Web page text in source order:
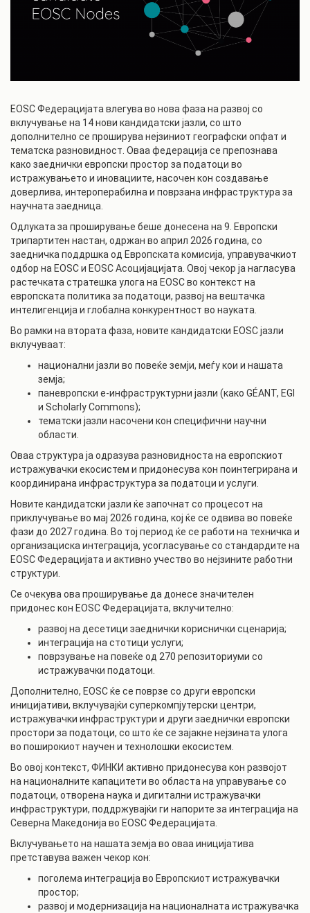
EOSC Федерацијата влегува во нова фаза на развој со
вклучување на 14 нови кандидатски јазли, со што
дополнително се проширува нејзиниот географски опфат и
тематска разновидност. Оваа федерација се препознава
како заеднички европски простор за податоци во
истражувањето и иновациите, насочен кон создавање
доверлива, интероперабилна и поврзана инфраструктура за
научната заедница.
Одлуката за проширување беше донесена на 9. Европски
трипартитен настан, одржан во април 2026 година, со
заедничка поддршка од Европската комисија, управувачкиот
одбор на EOSC и EOSC Асоцијацијата. Овој чекор ја нагласува
растечката стратешка улога на EOSC во контекст на
европската политика за податоци, развој на вештачка
интелигенција и глобална конкурентност во науката.
Во рамки на втората фаза, новите кандидатски EOSC јазли
вклучуваат:
национални јазли во повеќе земји, меѓу кои и нашата
земја;
паневропски е-инфраструктурни јазли (како GÉANT, EGI
и Scholarly Commons);
тематски јазли насочени кон специфични научни
области.
Оваа структура ја одразува разновидноста на европскиот
истражувачки екосистем и придонесува кон поинтегрирана и
координирана инфраструктура за податоци и услуги.
Новите кандидатски јазли ќе започнат со процесот на
приклучување во мај 2026 година, кој ќе се одвива во повеќе
фази до 2027 година. Во тој период ќе се работи на техничка и
организациска интеграција, усогласување со стандардите на
EOSC Федерацијата и активно учество во нејзините работни
структури.
Се очекува ова проширување да донесе значителен
придонес кон EOSC Федерацијата, вклучително:
развој на десетици заеднички кориснички сценарија;
интеграција на стотици услуги;
поврзување на повеќе од 270 репозиториуми со
истражувачки податоци.
Дополнително, EOSC ќе се поврзе со други европски
иницијативи, вклучувајќи суперкомпјутерски центри,
истражувачки инфраструктури и други заеднички европски
простори за податоци, со што ќе се зајакне нејзината улога
во поширокиот научен и технолошки екосистем.
Во овој контекст, ФИНКИ активно придонесува кон развојот
на националните капацитети во областа на управување со
податоци, отворена наука и дигитални истражувачки
инфраструктури, поддржувајќи ги напорите за интеграција на
Северна Македонија во EOSC Федерацијата.
Вклучувањето на нашата земја во оваа иницијатива
претставува важен чекор кон:
поголема интеграција во Европскиот истражувачки
простор;
развој и модернизација на националната истражувачка